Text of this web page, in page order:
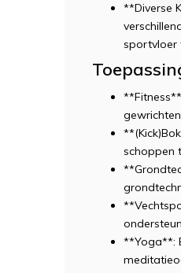
**Diverse
sportvloer
schoppen
**Yoga**: